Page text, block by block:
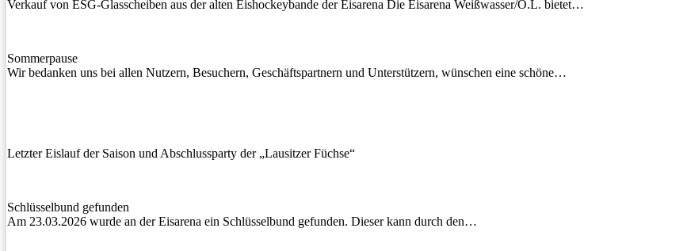
Verkauf von ESG-Glasscheiben aus der alten Eishockeybande der Eisarena Die Eisarena Weißwasser/O.L. bietet…
Sommerpause
Wir bedanken uns bei allen Nutzern, Besuchern, Geschäftspartnern und Unterstützern, wünschen eine schöne…
Letzter Eislauf der Saison und Abschlussparty der „Lausitzer Füchse“
Schlüsselbund gefunden
Am 23.03.2026 wurde an der Eisarena ein Schlüsselbund gefunden. Dieser kann durch den…